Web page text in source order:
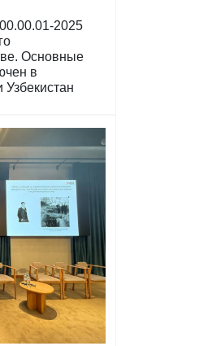
2025
Основные
в